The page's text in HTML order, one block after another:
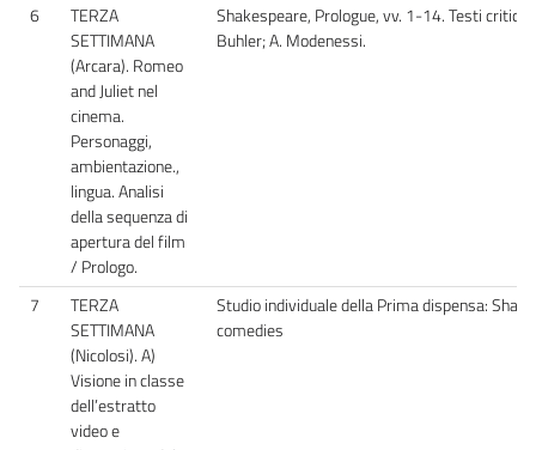
6
TERZA
SETTIMANA
(Arcara). Romeo
and Juliet nel
cinema.
Personaggi,
ambientazione.,
lingua. Analisi
della sequenza di
apertura del film
/ Prologo.
Shakespeare, Prologue, vv. 1-14. Testi critici:
Buhler; A. Modenessi.
7
TERZA
SETTIMANA
(Nicolosi). A)
Visione in classe
dell’estratto
video e
Studio individuale della Prima dispensa:
comedies